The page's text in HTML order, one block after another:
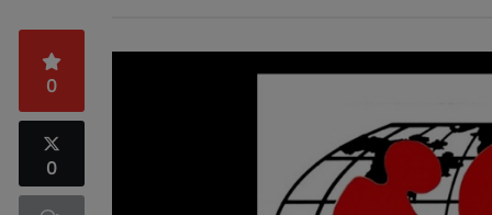
0
0